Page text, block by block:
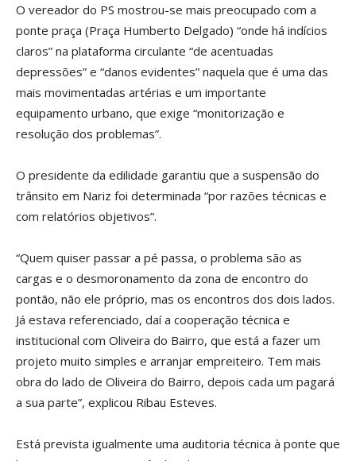
O vereador do PS mostrou-se mais preocupado com a
ponte praça (Praça Humberto Delgado) “onde há indícios
claros” na plataforma circulante “de acentuadas
depressões” e “danos evidentes” naquela que é uma das
mais movimentadas artérias e um importante
equipamento urbano, que exige “monitorização e
resolução dos problemas”.
O presidente da edilidade garantiu que a suspensão do
trânsito em Nariz foi determinada “por razões técnicas e
com relatórios objetivos”.
“Quem quiser passar a pé passa, o problema são as
cargas e o desmoronamento da zona de encontro do
pontão, não ele próprio, mas os encontros dos dois lados.
Já estava referenciado, daí a cooperação técnica e
institucional com Oliveira do Bairro, que está a fazer um
projeto muito simples e arranjar empreiteiro. Tem mais
obra do lado de Oliveira do Bairro, depois cada um pagará
a sua parte”, explicou Ribau Esteves.
Está prevista igualmente uma auditoria técnica à ponte que